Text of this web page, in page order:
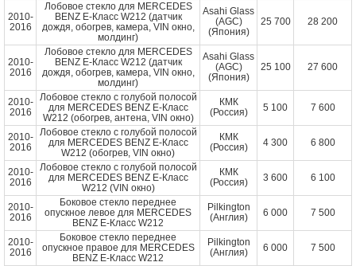
2010-
2016
Лобовое стекло для MERCEDES
BENZ E-Класс W212 (датчик
дождя, обогрев, камера, VIN окно,
молдинг)
Asahi Glass
(AGC)
(Япония)
25 700 28 200
2010-
2016
Лобовое стекло для MERCEDES
BENZ E-Класс W212 (датчик
дождя, обогрев, камера, VIN окно,
молдинг)
Asahi Glass
(AGC)
(Япония)
25 100 27 600
2010-
2016
Лобовое стекло с голубой полосой
для MERCEDES BENZ E-Класс
W212 (обогрев, антена, VIN окно)
КМК
(Россия)
5 100 7 600
2010-
2016
Лобовое стекло с голубой полосой
для MERCEDES BENZ E-Класс
W212 (обогрев, VIN окно)
КМК
(Россия)
4 300 6 800
2010-
2016
Лобовое стекло с голубой полосой
для MERCEDES BENZ E-Класс
W212 (VIN окно)
КМК
(Россия)
3 600 6 100
2010-
2016
Боковое стекло переднее
опускное левое для MERCEDES
BENZ E-Класс W212
Pilkington
(Англия)
6 000 7 500
2010-
2016
Боковое стекло переднее
опускное правое для MERCEDES
BENZ E-Класс W212
Pilkington
(Англия)
6 000 7 500